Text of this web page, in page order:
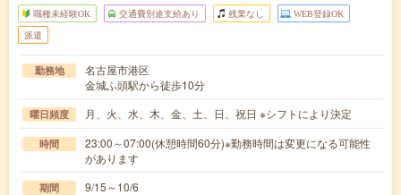
職種未経験OK 交通費別途支給あり 残業なし WEB登録OK
派遣
勤務地
名古屋市港区
金城ふ頭駅から徒歩10分
曜日頻度 月、火、水、木、金、土、日、祝日 ※シフトにより決定
時間
23:00～07:00(休憩時間60分)※勤務時間は変更になる可能性
があります
期間 9/15～10/6